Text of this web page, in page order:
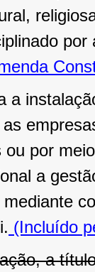
a
por
a
(Incluído
a